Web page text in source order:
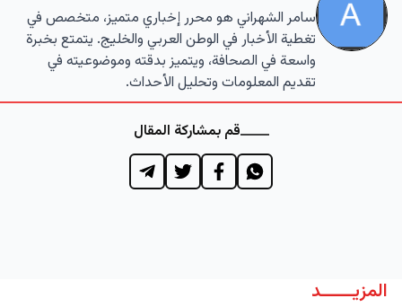
سامر الشهراني هو محرر إخباري متميز، متخصص في
تغطية الأخبار في الوطن العربي والخليج. يتمتع بخبرة
واسعة في الصحافة، ويتميز بدقته وموضوعيته في
تقديم المعلومات وتحليل الأحداث.
قم بمشاركة المقال
المزيــــــد